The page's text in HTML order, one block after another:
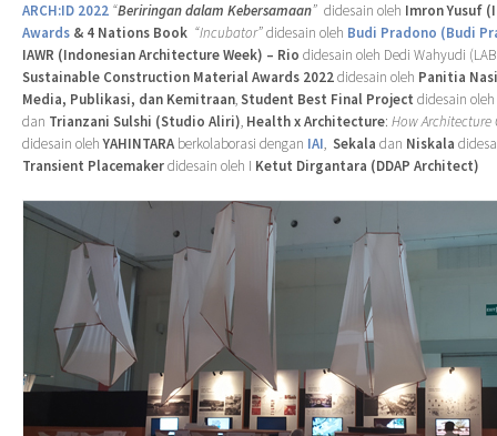
ARCH:ID 2022 “Beriringan dalam Kebersamaan” didesain oleh Imron Yusuf
Awards & 4 Nations Book “Incubator”didesain oleh Budi Pradono (Budi
IAWR (Indonesian Architecture Week) – Rio didesain oleh Dedi Wahyudi
Sustainable Construction Material Awards 2022didesain oleh Panitia
Media, Publikasi, dan Kemitraan,Student Best Final Project didesain oleh
dan Trianzani Sulshi (Studio Aliri), Health x Architecture: How Architecture
didesain olehYAHINTARA berkolaborasi dengan IAI, Sekala dan Niskala
Transient Placemakerdidesain oleh I Ketut Dirgantara (DDAP Architect)